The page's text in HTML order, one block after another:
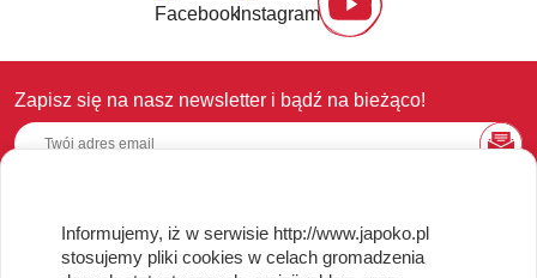
Zapisz się na nasz newsletter i bądź na bieżąco!
OBSŁUGA KLIENTA
Informujemy, iż w serwisie http://www.japoko.pl
stosujemy pliki cookies w celach gromadzenia